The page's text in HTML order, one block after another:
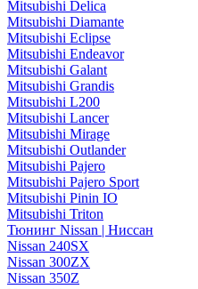
Mitsubishi Delica
Mitsubishi Diamante
Mitsubishi Eclipse
Mitsubishi Endeavor
Mitsubishi Galant
Mitsubishi Grandis
Mitsubishi L200
Mitsubishi Lancer
Mitsubishi Mirage
Mitsubishi Outlander
Mitsubishi Pajero
Mitsubishi Pajero Sport
Mitsubishi Pinin IO
Mitsubishi Triton
Тюнинг Nissan | Ниссан
Nissan 240SX
Nissan 300ZX
Nissan 350Z